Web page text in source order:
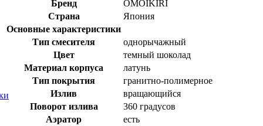
Бренд
OMOIKIRI
Страна
Япония
Основные характеристики
Тип смесителя
однорычажный
Цвет
темный шоколад
Материал корпуса
латунь
Тип покрытия
гранитно-полимерное
Излив
вращающийся
Поворот излива
360 градусов
Аэратор
есть